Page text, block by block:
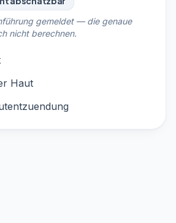
gemeldet — die genaue
nicht berechnen.
Haut